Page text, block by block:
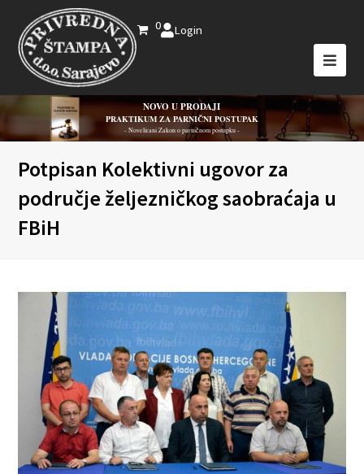
0 Login
NOVO U PRODAJI
PRAKTIKUM ZA PARNIČNI POSTUPAK
- Novelirani Zakon o parničnom postupku -
Potpisan Kolektivni ugovor za
područje željezničkog saobraćaja u
FBiH